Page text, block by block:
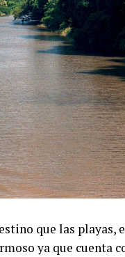
que las playas,
ya que cuenta